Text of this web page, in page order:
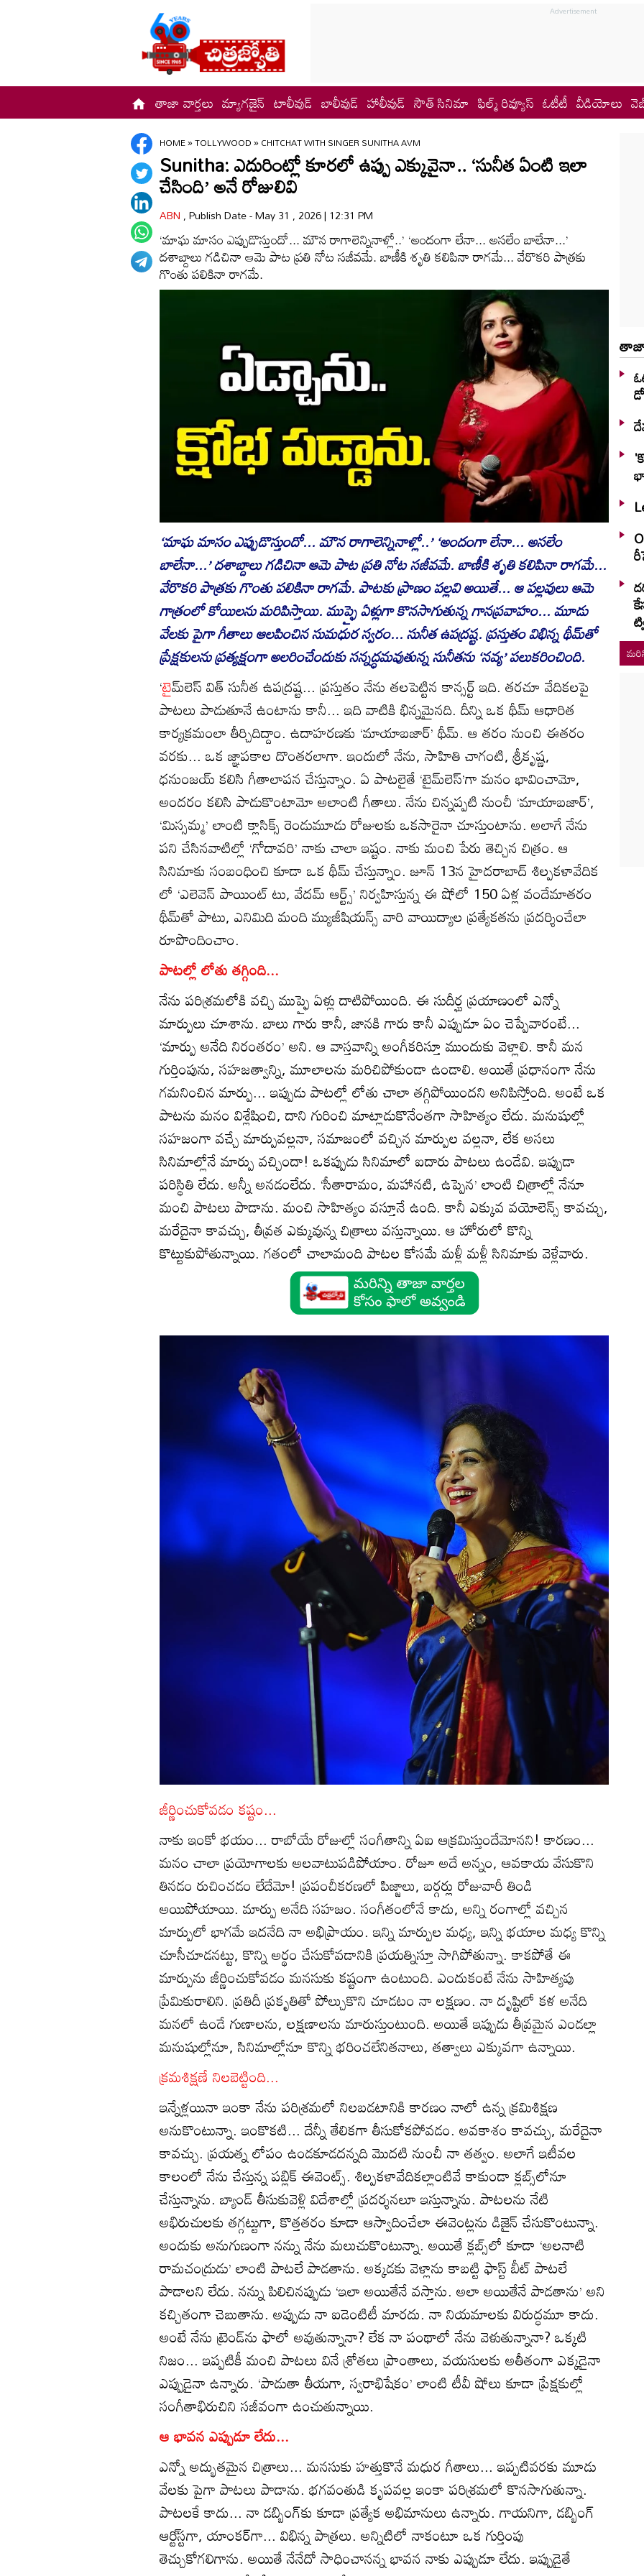
తాజా వార్తలు మ్యాగజైన్ టాలీవుడ్ బాలీవుడ్ హాలీవుడ్ సౌత్ సినిమా ఫిల్మ్ రివ్యూస్ ఓటీటీ వీడియోలు
HOME»TOLLYWOOD»CHITCHAT WITH SINGER SUNITHA AVM
Sunitha: ఎదురింట్లో కూరలో ఉప్పు ఎక్కువైనా.. ‘సునీత ఏంటి ఇలా
చేసింది’ అనే రోజులివి
ABN, Publish Date - May 31 , 2026 | 12:31 PM
‘మాఘ మాసం ఎప్పుడొస్తుందో... మౌన రాగాలెన్నినాళ్లో..’ ‘అందంగా లేనా... అసలేం బాలేనా...’
దశాబ్దాలు గడిచినా ఆమె పాట ప్రతి నోట సజీవమే. బాణీకి శృతి కలిపినా రాగమే... వేరొకరి పాత్రకు
గొంతు పలికినా రాగమే.
‘మాఘ మాసం ఎప్పుడొస్తుందో... మౌన రాగాలెన్నినాళ్లో..’ ‘అందంగా లేనా... అసలేం
బాలేనా...’ దశాబ్దాలు గడిచినా ఆమె పాట ప్రతి నోట సజీవమే. బాణీకి శృతి కలిపినా రాగమే...
వేరొకరి పాత్రకు గొంతు పలికినా రాగమే. పాటకు ప్రాణం పల్లవి అయితే... ఆ పల్లవులు ఆమె
గాత్రంలో కోయిలను మరిపిస్తాయి. ముప్ఫై ఏళ్లుగా కొనసాగుతున్న గానప్రవాహం... మూడు
వేలకు పైగా గీతాలు ఆలపించిన సుమధుర స్వరం... సునీత ఉపద్రష్ట. ప్రస్తుతం విభిన్న థీమ్‌తో
ప్రేక్షకులను ప్రత్యక్షంగా అలరించేందుకు సన్నద్ధమవుతున్న సునీతను ‘నవ్య’ పలుకరించింది.
‘టైమ్‌లెస్‌ విత్‌ సునీత ఉపద్రష్ట... ప్రస్తుతం నేను తలపెట్టిన కాన్సర్ట్‌ ఇది. తరచూ వేదికలపై
పాటలు పాడుతూనే ఉంటాను కానీ... ఇది వాటికి భిన్నమైనది. దీన్ని ఒక థీమ్‌ ఆధారిత
కార్యక్రమంలా తీర్చిదిద్దాం. ఉదాహరణకు ‘మాయాబజార్‌’ థీమ్‌. ఆ తరం నుంచి ఈతరం
వరకు... ఒక జ్ఞాపకాల దొంతరలాగా. ఇందులో నేను, సాహితి చాగంటి, శ్రీకృష్ణ,
ధనుంజయ్‌ కలిసి గీతాలాపన చేస్తున్నాం. ఏ పాటలైతే ‘టైమ్‌లెస్‌’గా మనం భావించామో,
అందరం కలిసి పాడుకొంటామో అలాంటి గీతాలు. నేను చిన్నప్పటి నుంచీ ‘మాయాబజార్‌’,
‘మిస్సమ్మ’ లాంటి క్లాసిక్స్‌ రెండుమూడు రోజులకు ఒకసారైనా చూస్తుంటాను. అలాగే నేను
పని చేసినవాటిల్లో ‘గోదావరి’ నాకు చాలా ఇష్టం. నాకు మంచి పేరు తెచ్చిన చిత్రం. ఆ
సినిమాకు సంబంధించి కూడా ఒక థీమ్‌ చేస్తున్నాం. జూన్‌ 13న హైదరాబాద్‌ శిల్పకళావేదిక
లో ‘ఎలెవెన్‌ పాయింట్‌ టు, వేదమ్‌ ఆర్ట్స్‌’ నిర్వహిస్తున్న ఈ షోలో 150 ఏళ్ల వందేమాతరం
థీమ్‌తో పాటు, ఎనిమిది మంది మ్యుజీషియన్స్‌ వారి వాయిద్యాల ప్రత్యేకతను ప్రదర్శించేలా
రూపొందించాం.
పాటల్లో లోతు తగ్గింది...
నేను పరిశ్రమలోకి వచ్చి ముప్ఫై ఏళ్లు దాటిపోయింది. ఈ సుదీర్ఘ ప్రయాణంలో ఎన్నో
మార్పులు చూశాను. బాలు గారు కానీ, జానకి గారు కానీ ఎప్పుడూ ఏం చెప్పేవారంటే...
‘మార్పు అనేది నిరంతరం’ అని. ఆ వాస్తవాన్ని అంగీకరిస్తూ ముందుకు వెళ్లాలి. కానీ మన
గుర్తింపును, సహజత్వాన్ని, మూలాలను మరిచిపోకుండా ఉండాలి. అయితే ప్రధానంగా నేను
గమనించిన మార్పు... ఇప్పుడు పాటల్లో లోతు చాలా తగ్గిపోయిందని అనిపిస్తోంది. అంటే ఒక
పాటను మనం విశ్లేషించి, దాని గురించి మాట్లాడుకొనేంతగా సాహిత్యం లేదు. మనుషుల్లో
సహజంగా వచ్చే మార్పువల్లనా, సమాజంలో వచ్చిన మార్పుల వల్లనా, లేక అసలు
సినిమాల్లోనే మార్పు వచ్చిందా! ఒకప్పుడు సినిమాలో ఐదారు పాటలు ఉండేవి. ఇప్పుడా
పరిస్థితి లేదు. అన్నీ అనడంలేదు. ‘సీతారామం, మహానటి, ఉప్పెన’ లాంటి చిత్రాల్లో నేనూ
మంచి పాటలు పాడాను. మంచి సాహిత్యం వస్తూనే ఉంది. కానీ ఎక్కువ వయోలెన్స్‌ కావచ్చు,
మరేదైనా కావచ్చు, తీవ్రత ఎక్కువున్న చిత్రాలు వస్తున్నాయి. ఆ హోరులో కొన్ని
కొట్టుకుపోతున్నాయి. గతంలో చాలామంది పాటల కోసమే మళ్లీ మళ్లీ సినిమాకు వెళ్లేవారు.
జీర్ణించుకోవడం కష్టం...
నాకు ఇంకో భయం... రాబోయే రోజుల్లో సంగీతాన్ని ఏఐ ఆక్రమిస్తుందేమోనని! కారణం...
మనం చాలా ప్రయోగాలకు అలవాటుపడిపోయాం. రోజూ అదే అన్నం, ఆవకాయ వేసుకొని
తినడం రుచించడం లేదేమో! ప్రపంచీకరణలో పిజ్జాలు, బర్గర్లు రోజువారీ తిండి
అయిపోయాయి. మార్పు అనేది సహజం. సంగీతంలోనే కాదు, అన్ని రంగాల్లో వచ్చిన
మార్పులో భాగమే ఇదనేది నా అభిప్రాయం. ఇన్ని మార్పుల మధ్య, ఇన్ని భయాల మధ్య కొన్ని
చూసీచూడనట్టు, కొన్ని అర్థం చేసుకోవడానికి ప్రయత్నిస్తూ సాగిపోతున్నా. కాకపోతే ఈ
మార్పును జీర్ణించుకోవడం మనసుకు కష్టంగా ఉంటుంది. ఎందుకంటే నేను సాహిత్యపు
ప్రేమికురాలిని. ప్రతిదీ ప్రకృతితో పోల్చుకొని చూడటం నా లక్షణం. నా దృష్టిలో కళ అనేది
మనలో ఉండే గుణాలను, లక్షణాలను మారుస్తుంటుంది. అయితే ఇప్పుడు తీవ్రమైన ఎండల్లా
మనుషుల్లోనూ, సినిమాల్లోనూ కొన్ని భరించలేనితనాలు, తత్వాలు ఎక్కువగా ఉన్నాయి.
క్రమశిక్షణే నిలబెట్టింది...
ఇన్నేళ్లయినా ఇంకా నేను పరిశ్రమలో నిలబడటానికి కారణం నాలో ఉన్న క్రమిశిక్షణ
అనుకొంటున్నా. ఇంకొకటి... దేన్నీ తేలికగా తీసుకోకపోవడం. అవకాశం కావచ్చు, మరేదైనా
కావచ్చు. ప్రయత్న లోపం ఉండకూడదన్నది మొదటి నుంచీ నా తత్వం. అలాగే ఇటీవల
కాలంలో నేను చేస్తున్న పబ్లిక్‌ ఈవెంట్స్‌. శిల్పకళావేదికల్లాంటివే కాకుండా క్లబ్స్‌లోనూ
చేస్తున్నాను. బ్యాండ్‌ తీసుకువెళ్లి విదేశాల్లో ప్రదర్శనలూ ఇస్తున్నాను. పాటలను నేటి
అభిరుచులకు తగ్గట్టుగా, కొత్తతరం కూడా ఆస్వాదించేలా ఈవెంట్లను డిజైన్‌ చేసుకొంటున్నా.
అందుకు అనుగుణంగా నన్ను నేను మలుచుకొంటున్నా. అయితే క్లబ్స్‌లో కూడా ‘అలనాటి
రామచంద్రుడు’ లాంటి పాటలే పాడతాను. అక్కడకు వెళ్లాను కాబట్టి ఫాస్ట్‌ బీట్‌ పాటలే
పాడాలని లేదు. నన్ను పిలిచినప్పుడు ‘ఇలా అయితేనే వస్తాను. అలా అయితేనే పాడతాను’ అని
కచ్చితంగా చెబుతాను. అప్పుడు నా ఐడెంటిటీ మారదు. నా నియమాలకు విరుద్ధమూ కాదు.
అంటే నేను ట్రెండ్‌ను ఫాలో అవుతున్నానా? లేక నా పంథాలో నేను వెళుతున్నానా? ఒక్కటి
నిజం... ఇప్పటికీ మంచి పాటలు వినే శ్రోతలు ప్రాంతాలు, వయసులకు అతీతంగా ఎక్కడైనా
ఎప్పుడైనా ఉన్నారు. ‘పాడుతా తీయగా, స్వరాభిషేకం’ లాంటి టీవీ షోలు కూడా ప్రేక్షకుల్లో
సంగీతాభిరుచిని సజీవంగా ఉంచుతున్నాయి.
ఆ భావన ఎప్పుడూ లేదు...
ఎన్నో అద్భుతమైన చిత్రాలు... మనసుకు హత్తుకొనే మధుర గీతాలు... ఇప్పటివరకు మూడు
వేలకు పైగా పాటలు పాడాను. భగవంతుడి కృపవల్ల ఇంకా పరిశ్రమలో కొనసాగుతున్నా.
పాటలకే కాదు... నా డబ్బింగ్‌కు కూడా ప్రత్యేక అభిమానులు ఉన్నారు. గాయనిగా, డబ్బింగ్‌
ఆర్టి్‌స్టగా, యాంకర్‌గా... విభిన్న పాత్రలు. అన్నిటిలో నాకంటూ ఒక గుర్తింపు
తెచ్చుకోగలిగాను. అయితే నేనేదో సాధించానన్న భావన నాకు ఎప్పుడూ లేదు. ఇప్పుడైతే
తాజా